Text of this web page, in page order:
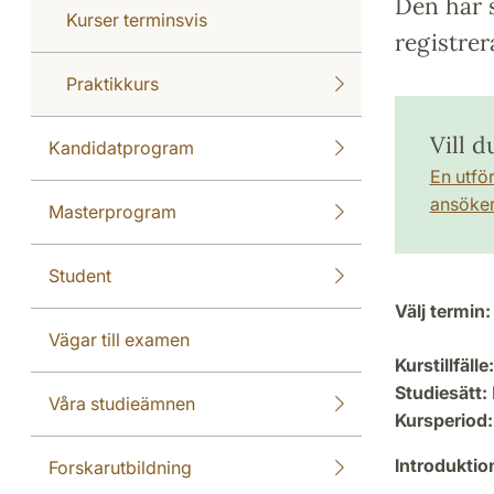
Kurser terminsvis
Praktikkurs
Kandidatprogram
Masterprogram
Student
Vägar till examen
Våra studieämnen
Forskarutbildning
Den här
Vill
En
Välj termin:
Kurstillfälle:
Studiesätt:
Kursperiod: